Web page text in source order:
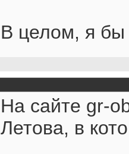
В целом, я бы
На сайте gr-
Летова, в